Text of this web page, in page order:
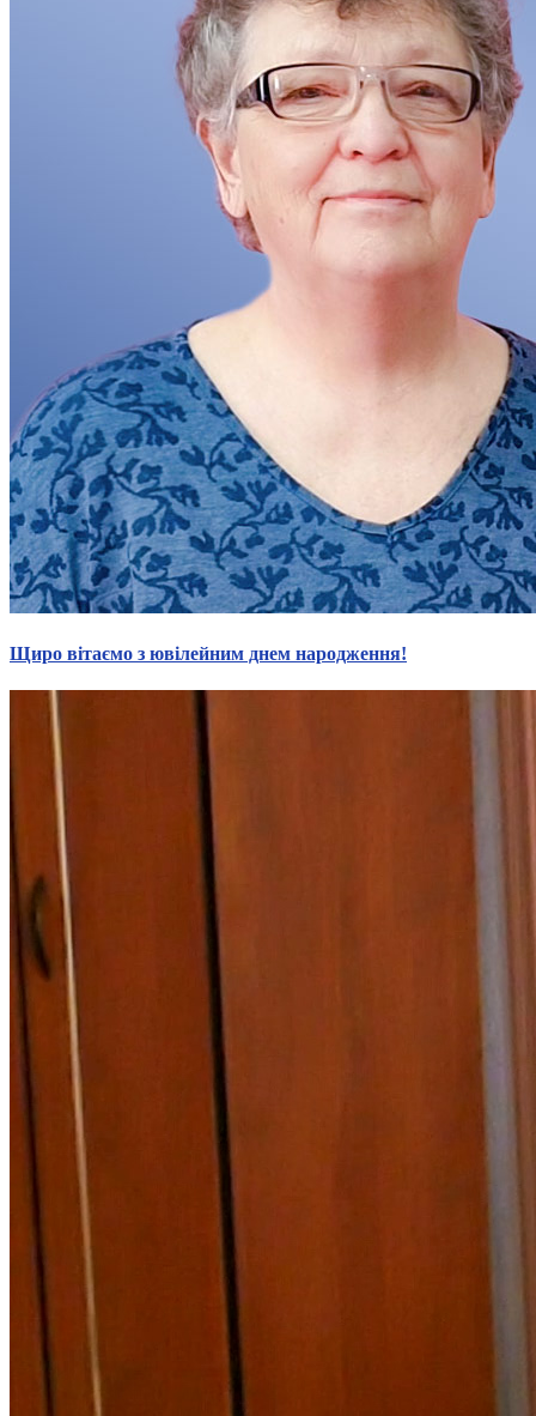
питань укладення договорів
Вивчаємо жестову мову
Дитяча сторінка
Новини про жестову мову
Ресурс для вивчення жестових мов різних країн
Проєкт "Жестова мова для поліцейських"
На допомогу військовим
Медична термінологія жестовою мовою
Статут УТОГ
Нормативна база УТОГ
Конвенція ООН
Законодавство
Декларації
Документи ВФГ
Міжнародні документи
Щиро вітаємо з ювілейним днем народження!